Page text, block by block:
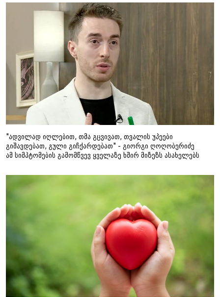
"ადვილად იღლებით, თმა გცვივათ, თვალის უპეები
გიშავდებათ, გული გიჩქარდებათ" - გიორგი ღოღობერიძე
ამ სიმპტომების გამომწვევ ყველაზე ხშირ მიზეზს ასახელებს